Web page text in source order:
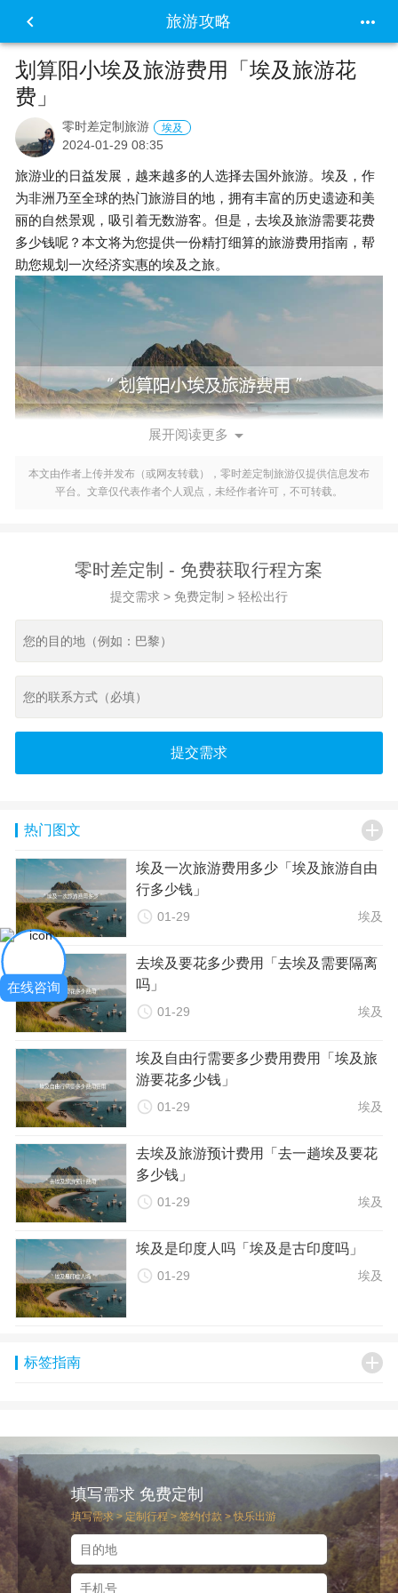
 旅游攻略 
划算阳小埃及旅游费用「埃及旅游花
费」
零时差定制旅游 埃及
2024-01-29 08:35
旅游业的日益发展，越来越多的人选择去国外旅游。埃及，作
为非洲乃至全球的热门旅游目的地，拥有丰富的历史遗迹和美
丽的自然景观，吸引着无数游客。但是，去埃及旅游需要花费
多少钱呢？本文将为您提供一份精打细算的旅游费用指南，帮
助您规划一次经济实惠的埃及之旅。
考虑以下几点来降低费用：
差异。您可以比较不同航空公司的价格，选择最优惠的机票。
3. 考虑转机：有时候，转机机票的价格比直飞更便宜。如果您
有充足的时间，可以考虑选择转机航班来降低机票费用。
二、住宿费用
在埃及，住宿费用也有很大的差异。以下是一些降低住宿费用
2. 考虑民宿：如果您想体验当地文化，可以考虑选择民宿。通
3. 利用优惠活动：许多酒店和民宿会提供优惠活动或促销，免
费升级、免费早餐等。在预订前，请务必查看这些优惠活动，
以节省住宿费用。
三、餐饮费用
在埃及，餐饮消费相对较低。以下是一些降低餐饮费用的建
议：
1. 选择当地餐馆：当地餐馆的价格相对较为实惠，而且可以品
尝到当地的美食。在旅游景点周边寻找当地餐馆是一个不错的
选择。
2. 尝试街头小吃：埃及的街头小吃非常丰富，而且价格相对较
低。您可以在街上尝试一些当地的街头小吃，以降低餐饮费
用。
3. 自己准备食物：如果您有条件，可以在酒店或民宿自己准备
简单的食物，以进一步降低餐饮费用。
四、景点门票和旅游项目费用
埃及有许多著名的景点和旅游项目，以下是一些降低门票和旅
1. 选择免费景点：埃及有许多免费景点，市场、公园等。您可
以提前了解免费景点，规划行程时选择一些免费景点参观。
2. 比较门票价格：不同的景点门票价格会有所差异。在购买门
票之前，您可以先比较不同景点的门票价格，选择最合适的景
3. 考虑参加团队游：团队游通常会包括景点门票、导游费用
相应上涨。如果您时间自由，可以考虑在淡季出行，以降低门
票和旅游项目的费用。
五、其他费用
除了上述费用外，还有一些其他费用需要考虑，交通费用、旅
游保险等。以下是一些降低其他费用的建议：
1. 选择公共交通：埃及的公共交通相对便宜，而且方便快捷。
在城市内游览时，可以选择乘坐公共汽车或地铁来降低交通费
展开阅读更多 
本文由作者上传并发布（或网友转载），零时差定制旅游仅提供信息发布
平台。文章仅代表作者个人观点，未经作者许可，不可转载。
零时差定制 - 免费获取行程方案
提交需求 > 免费定制 > 轻松出行
提交需求
热门图文 
埃及一次旅游费用多少「埃及旅游自由
行多少钱」
 01-29 埃及
去埃及要花多少费用「去埃及需要隔离
吗」
 01-29 埃及
埃及自由行需要多少费用费用「埃及旅
游要花多少钱」
 01-29 埃及
去埃及旅游预计费用「去一趟埃及要花
多少钱」
 01-29 埃及
埃及是印度人吗「埃及是古印度吗」
 01-29 埃及
标签指南 
填写需求 免费定制
填写需求 > 定制行程 > 签约付款 > 快乐出游
在线咨询